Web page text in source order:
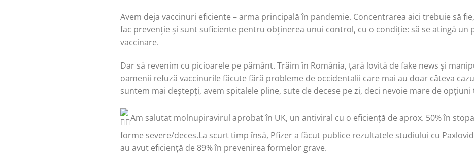
Avem deja vaccinuri eficiente – arma principală în pandemie. Concentrarea aici trebuie să
fac prevenție și sunt suficiente pentru obținerea unui control, cu o condiție: să se atingă un
vaccinare.
Dar să revenim cu picioarele pe pământ. Trăim în România, țară lovită de fake news și
oamenii refuză vaccinurile făcute fără probleme de occidentalii care mai au doar câteva
suntem mai deștepți, avem spitalele pline, sute de decese pe zi, deci nevoie mare de
Am salutat molnupiravirul aprobat în UK, un antiviral cu o eficiență de aprox. 50% în
forme severe/deces.La scurt timp însă, Pfizer a făcut publice rezultatele studiului cu
au avut eficiență de 89% în prevenirea formelor grave.